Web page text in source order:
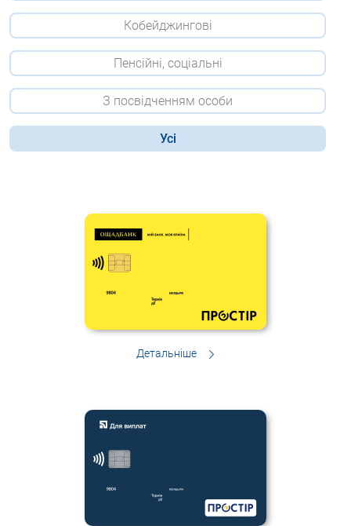
Кобейджингові
Пенсійні, соціальні
З посвідченням особи
Усі
Детальніше